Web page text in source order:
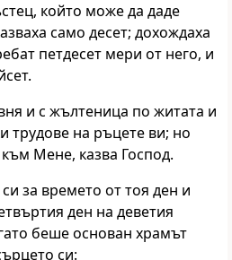
който може да даде
само десет; дохождаха
петдесет мери от него, и
и с жълтеница по житата и
трудове на ръцете ви; но
Мене, казва Господ.
за времето от тоя ден и
ден на деветия
беше основан храмът
си: